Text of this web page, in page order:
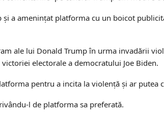
a ameninţat platforma cu un boicot
ale lui Donald Trump în urma invadării
electorale a democratului Joe Biden.
pentru a incita la violenţă şi ar putea
l de platforma sa preferată.